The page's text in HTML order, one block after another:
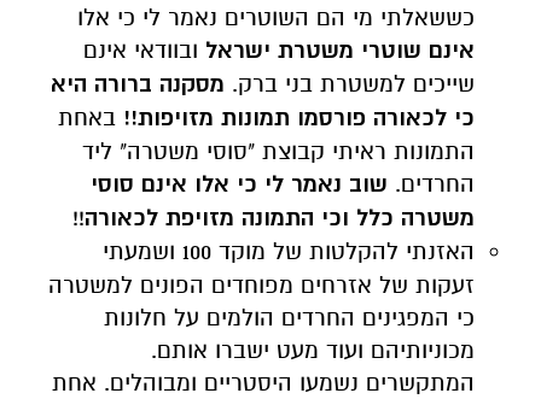
כששאלתי מי הם השוטרים נאמר לי כי אלו
אינם שוטרי משטרת ישראל ובוודאי אינם
שייכים למשטרת בני ברק. מסקנה ברורה היא
כי לכאורה פורסמו תמונות מזויפות!! באחת
התמונות ראיתי קבוצת "סוסי משטרה" ליד
החרדים. שוב נאמר לי כי אלו אינם סוסי
משטרה כלל וכי התמונה מזויפת לכאורה!!
האזנתי להקלטות של מוקד 100 ושמעתי
זעקות של אזרחים מפוחדים הפונים למשטרה
כי המפגינים החרדים הולמים על חלונות
מכוניותיהם ועוד מעט ישברו אותם.
המתקשרים נשמעו היסטריים ומבוהלים. אחת